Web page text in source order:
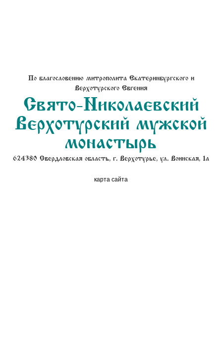
По благословению митрополита Екатеринбургского и
Верхотурского Евгения
Свято-Николаевский
Верхотурский мужской
монастырь
624380 Свердловская область, г. Верхотурье, ул. Воинская, 1а
карта сайта